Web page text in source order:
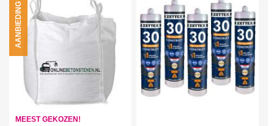
MEEST GEKOZEN!
AANBIEDING